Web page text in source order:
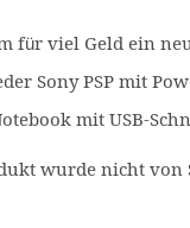
für viel Geld ein
Sony PSP mit
mit USB-
wurde nicht